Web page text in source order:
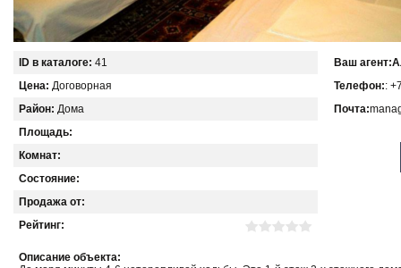
ID в каталоге: 41
Цена: Договорная
Район: Дома
Площадь:
Комнат:
Состояние:
Продажа от:
Рейтинг:
Ваш агент:
Телефон::
Почта:
Описание объекта: